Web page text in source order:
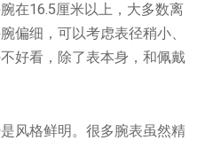
在16.5厘米以上，大多数离
偏细，可以考虑表径稍小、
好看，除了表本身，和佩戴
风格鲜明。很多腕表虽然精